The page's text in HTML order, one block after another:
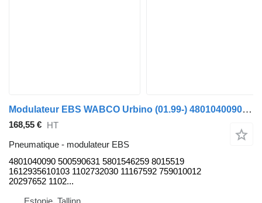
Modulateur EBS WABCO Urbino (01.99-) 4801040090 pour bus Solaris Urbino, Alpino, Vacanza (1999-)
168,55 € HT
Pneumatique - modulateur EBS
4801040090 500590631 5801546259 8015519
1612935610103 1102732030 11167592 759010012
20297652 1102...
Estonie, Tallinn